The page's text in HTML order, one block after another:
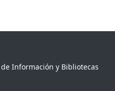
Información y Bibliotecas